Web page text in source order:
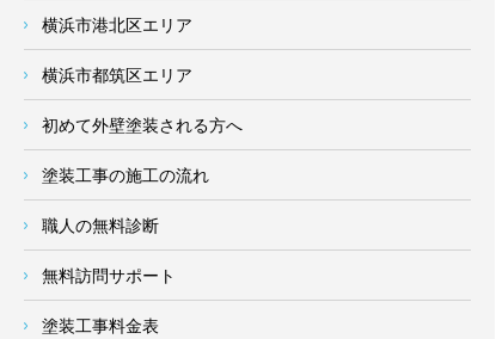
横浜市港北区エリア
横浜市都筑区エリア
初めて外壁塗装される方へ
塗装工事の施工の流れ
職人の無料診断
無料訪問サポート
塗装工事料金表